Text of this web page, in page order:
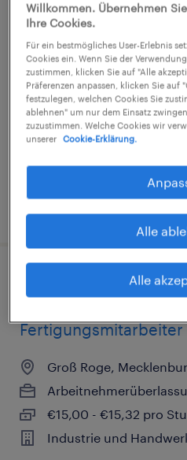
Groß Roge,
€15,00 - €15,32 pro
Industrie und
Groß Roge,
€15,00 - €15,32 pro
Industrie und
Willkommen. Übernehmen
Ihre Cookies.
Für ein bestmögliches User-Erlebnis
Cookies ein. Wenn Sie der
zustimmen, klicken Sie auf "Alle
Präferenzen anpassen, klicken Sie auf
festzulegen, welchen Cookies Sie
ablehnen" um nur dem Einsatz
zuzustimmen. Welche Cookies wir
unserer
Cookie-Erklärung.
Alle
Alle